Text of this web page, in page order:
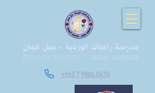
+962 7 9886 0470